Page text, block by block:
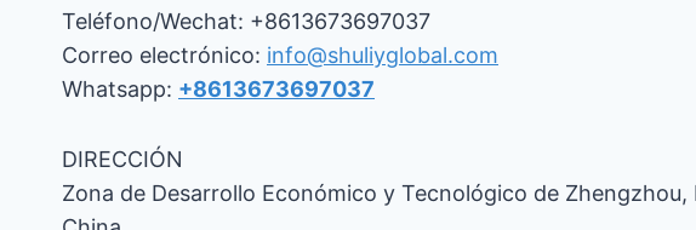
Teléfono/Wechat: +8613673697037
Correo electrónico: info@shuliyglobal.com
Whatsapp: +8613673697037
DIRECCIÓN
Zona de Desarrollo Económico y Tecnológico de Zhengzhou,